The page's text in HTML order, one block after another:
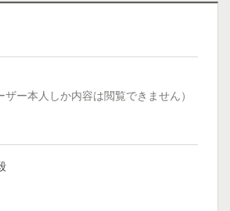
ザー本人しか内容は閲覧できません）